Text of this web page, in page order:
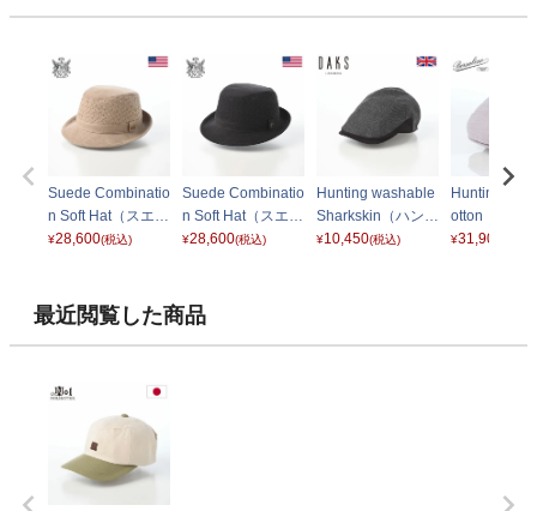
Suede Combinatio
n Soft Hat（スエー
ド コンビネーショ
¥28,600(税込)
Suede Combinatio
n Soft Hat（スエー
ド コンビネーショ
¥28,600(税込)
Hunting washable
Sharkskin（ハンチ
ング ウォッシャブ
¥10,450(税込)
Hunting
otton（ハン
ヴィンセン
¥31,900
最近閲覧した商品